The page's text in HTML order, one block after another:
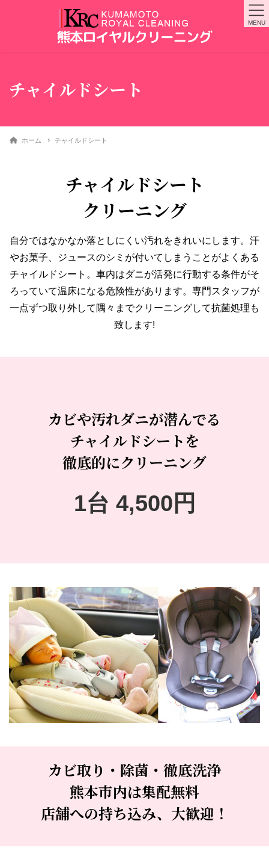
チャイルドシート
ホーム チャイルドシート
チャイルドシート
クリーニング
自分ではなかなか落としにくい汚れをきれいにします。汗
やお菓子、ジュースのシミが付いてしまうことがよくある
チャイルドシート。車内はダニが活発に行動する条件がそ
ろっていて温床になる危険性があります。専門スタッフが
一点ずつ取り外して隅々までクリーニングして抗菌処理も
致します!
カビや汚れダニが潜んでる
チャイルドシートを
徹底的にクリーニング
1台 4,500円
カビ取り・除菌・徹底洗浄
熊本市内は集配無料
店舗への持ち込み、大歓迎！
MENU